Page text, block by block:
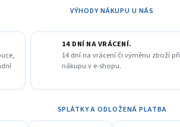
A
VÝHODY NÁKUPU U NÁS
14 DNÍ NA VRÁCENÍ.
14 dní na vrácení či výměnu zboží při
nákupu v e-shopu.
SPLÁTKY A ODLOŽENÁ PLATBA